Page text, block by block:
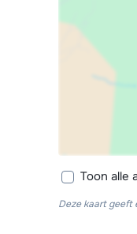
Toon alle
Deze kaart geeft